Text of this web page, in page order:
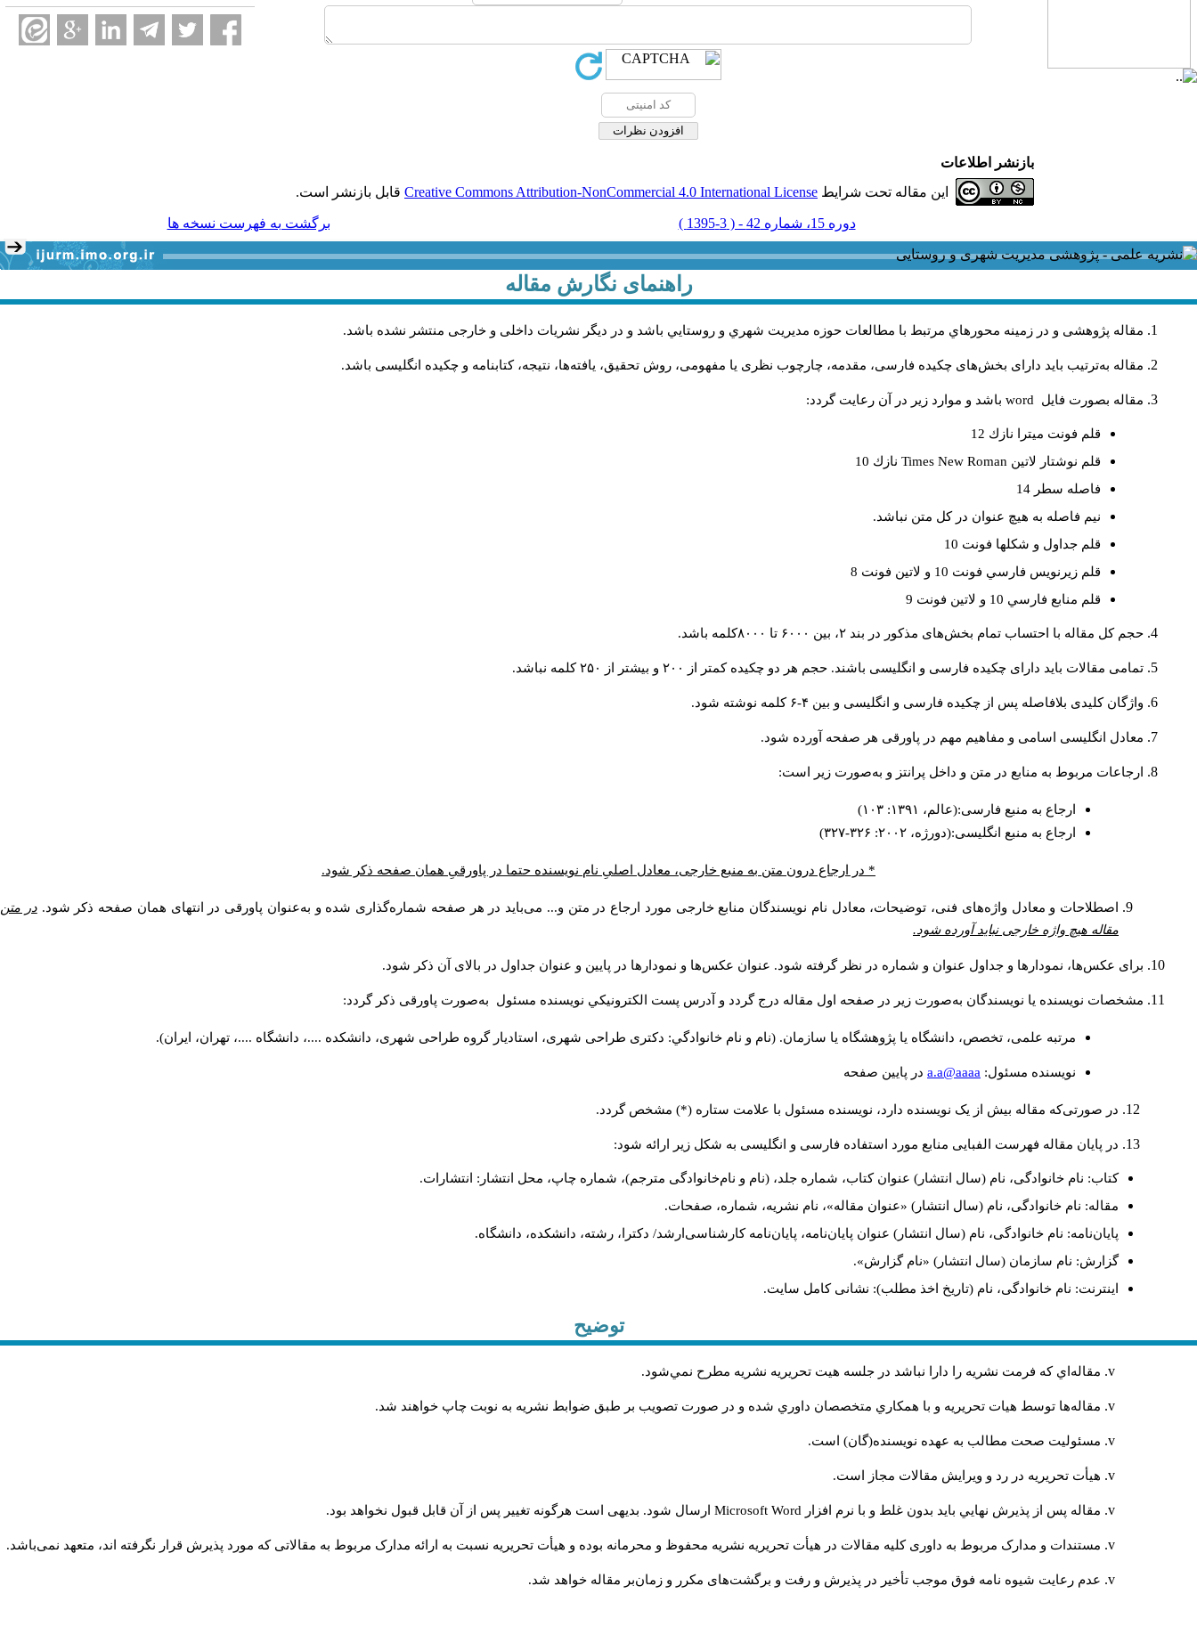
بازنشر اطلاعات
این مقاله تحت شرایط Creative Commons Attribution-NonCommercial 4.0 International License قابل بازنشر است.
دوره 15، شماره 42 - ( 3-1395 ) برگشت به فهرست نسخه ها
راهنمای نگارش مقاله
مقاله پژوهشی و در زمینه محورهاي مرتبط با مطالعات حوزه مديريت شهري و روستايي باشد و در دیگر نشریات داخلی و خارجی منتشر نشده باشد.
مقاله به‌ترتیب باید دارای بخش‌های چکیده فارسی، مقدمه، چارچوب نظری یا مفهومی، روش تحقیق، یافته‌ها، نتیجه، کتابنامه و چکیده انگلیسی باشد.
مقاله بصورت فايل word باشد و موارد زير در آن رعايت گردد:
قلم فونت ميترا نازك 12
قلم نوشتار لاتين Times New Roman نازك 10
فاصله سطر 14
نيم فاصله به هيچ عنوان در كل متن نباشد.
قلم جداول و شكلها فونت 10
قلم زيرنويس فارسي فونت 10 و لاتين فونت 8
قلم منابع فارسي 10 و لاتين فونت 9
حجم کل مقاله با احتساب تمام بخش‌های مذکور در بند ۲، بین ۶۰۰۰ تا ۸۰۰۰کلمه باشد.
تمامی مقالات باید دارای چکیده فارسی و انگلیسی باشند. حجم هر دو چکیده کمتر از ۲۰۰ و بیشتر از ۲۵۰ کلمه نباشد.
واژگان کلیدی بلافاصله پس از چکیده فارسی و انگلیسی و بین ۴-۶ کلمه نوشته شود.
معادل انگلیسی اسامی و مفاهیم مهم در پاورقی هر صفحه آورده شود.
ارجاعات مربوط به منابع در متن و داخل پرانتز و به‌صورت زیر است:
ارجاع به منبع فارسی:(عالم، ۱۳۹۱: ۱۰۳)
ارجاع به منبع انگلیسی:(دورژه، ۲۰۰۲: ۳۲۶-۳۲۷)
* در ارجاع درون متن به منبع خارجی، معادل اصلیِ نام نویسنده حتما در پاورقیِ همان صفحه ذکر شود.
اصطلاحات و معادل واژه‌های فنی، توضیحات، معادل نام نویسندگان منابع خارجی مورد ارجاع در متن و... می‌باید در هر صفحه شماره‌گذاری شده و به‌عنوان پاورقی در انتهای همان صفحه ذکر شود. در متن
مقاله هیچ واژه خارجی نباید آورده شود.
برای عکس‌ها، نمودارها و جداول عنوان و شماره در نظر گرفته شود. عنوان عکس‌ها و نمودارها در پایین و عنوان جداول در بالای آن ذکر شود.
مشخصات نویسنده یا نویسندگان به‌صورت زیر در صفحه اول مقاله درج گردد و آدرس پست الكترونيكي نويسنده مسئول به‌صورت پاورقی ذکر گردد:
مرتبه علمی، تخصص، دانشگاه یا پژوهشگاه یا سازمان. (نام و نام خانوادگي: دکتری طراحی شهری، استادیار گروه طراحی شهری، دانشکده ....، دانشگاه ....، تهران، ایران).
نويسنده مسئول: a.a@aaaa در پايين صفحه
در صورتی‌که مقاله بیش از یک نویسنده دارد، نویسنده مسئول با علامت ستاره (*) مشخص گردد.
در پایان مقاله فهرست الفبایی منابع مورد استفاده فارسی و انگلیسی به شکل زیر ارائه شود:
کتاب: نام خانوادگی، نام (سال انتشار) عنوان کتاب، شماره جلد، (نام و نام‌خانوادگی مترجم)، شماره چاپ، محل انتشار: انتشارات.
مقاله: نام خانوادگی، نام (سال انتشار) «عنوان مقاله»، نام نشریه، شماره، صفحات.
پایان‌نامه: نام خانوادگی، نام (سال انتشار) عنوان پایان‌نامه، پایان‌نامه کارشناسی‌ارشد/ دکترا، رشته، دانشکده، دانشگاه.
گزارش: نام سازمان (سال انتشار) «نام گزارش».
اینترنت: نام خانوادگی، نام (تاریخ اخذ مطلب): نشانی کامل سایت.
توضیح
مقاله‌اي كه فرمت نشريه را دارا نباشد در جلسه هيت تحريريه نشريه مطرح نمي‌شود.
مقاله‌ها توسط هیات تحريريه و با همکاري متخصصان داوري شده و در صورت تصويب بر طبق ضوابط نشريه به نوبت چاپ خواهند شد.
مسئوليت صحت مطالب به عهده نويسنده(گان) است.
هيأت تحريريه در رد و ويرايش مقالات مجاز است.
مقاله پس از پذيرش نهايي باید بدون غلط و با نرم افزار Microsoft Word ارسال شود. بدیهی است هرگونه تغییر پس از آن قابل قبول نخواهد بود.
مستندات و مدارک مربوط به داوری کلیه مقالات در هیأت تحریریه نشریه محفوظ و محرمانه بوده و هیأت تحریریه نسبت به ارائه مدارک مربوط به مقالاتی که مورد پذیرش قرار نگرفته اند، متعهد نمی‌باشد.
عدم رعایت شیوه نامه فوق موجب تأخیر در پذیرش و رفت و برگشت‌‌های مکرر و زمان‌بر مقاله خواهد شد.